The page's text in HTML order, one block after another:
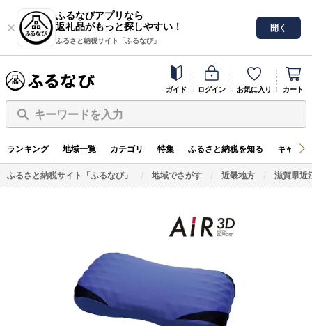
ふるなびアプリなら
返礼品がもっと探しやすい！
ふるさと納税サイト「ふるなび」
開く
ガイド ログイン お気に入り カート
キーワードを入力
ランキング 地域一覧 カテゴリ 特集 ふるさと納税を知る キャン
ふるさと納税サイト「ふるなび」 地域でさがす 近畿地方 滋賀県近